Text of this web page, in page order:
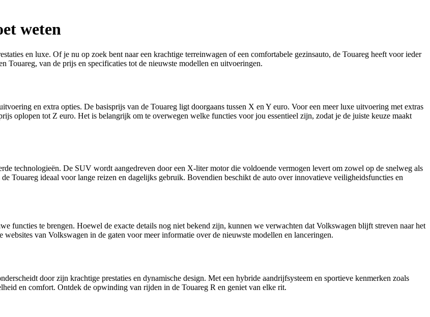
weten
en luxe. Of je nu op zoek bent naar een krachtige terreinwagen of een comfortabele gezinsauto, de Touareg heeft voor ieder
van de prijs en specificaties tot de nieuwste modellen en uitvoeringen.
en extra opties. De basisprijs van de Touareg ligt doorgaans tussen X en Y euro. Voor een meer luxe uitvoering met extras
oplopen tot Z euro. Het is belangrijk om te overwegen welke functies voor jou essentieel zijn, zodat je de juiste keuze maakt
technologieën. De SUV wordt aangedreven door een X-liter motor die voldoende vermogen levert om zowel op de snelweg als
Touareg ideaal voor lange reizen en dagelijks gebruik. Bovendien beschikt de auto over innovatieve veiligheidsfuncties en
functies te brengen. Hoewel de exacte details nog niet bekend zijn, kunnen we verwachten dat Volkswagen blijft streven naar het
van Volkswagen in de gaten voor meer informatie over de nieuwste modellen en lanceringen.
door zijn krachtige prestaties en dynamische design. Met een hybride aandrijfsysteem en sportieve kenmerken zoals
en comfort. Ontdek de opwinding van rijden in de Touareg R en geniet van elke rit.